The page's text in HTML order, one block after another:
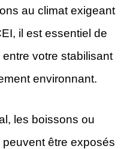
au climat exigeant
il est essentiel de
votre stabilisant
environnant.
les boissons ou
être exposés